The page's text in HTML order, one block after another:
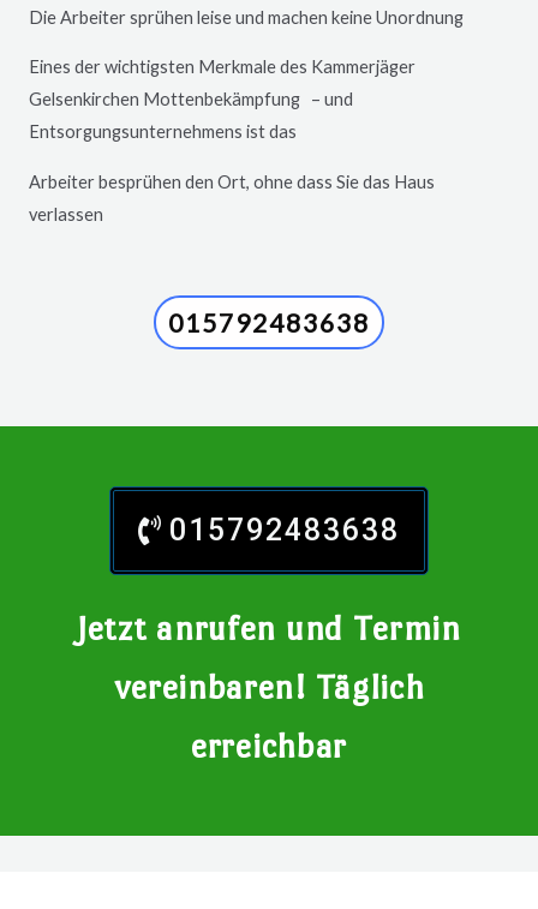
Die Arbeiter sprühen leise und machen keine Unordnung
Eines der wichtigsten Merkmale des Kammerjäger
Gelsenkirchen Mottenbekämpfung – und
Entsorgungsunternehmens ist das
Arbeiter besprühen den Ort, ohne dass Sie das Haus
verlassen
015792483638
015792483638
Jetzt anrufen und Termin
vereinbaren! Täglich
erreichbar